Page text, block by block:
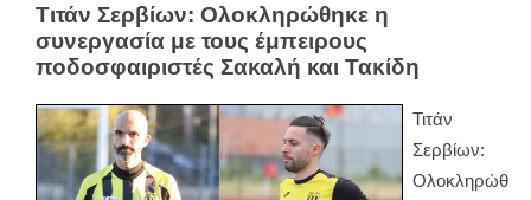
Τιτάν Σερβίων: Ολοκληρώθηκε η
συνεργασία με τους έμπειρους
ποδοσφαιριστές Σακαλή και Τακίδη
Τιτάν
Σερβίων:
Ολοκληρώθ